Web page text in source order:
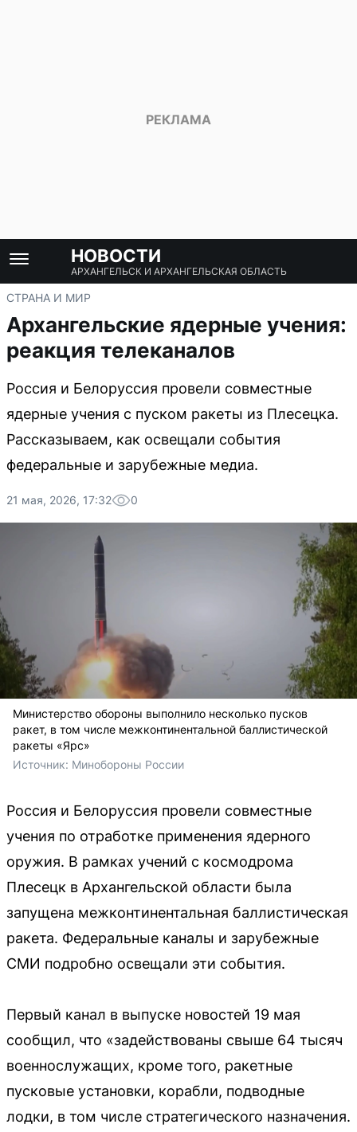
НОВОСТИ
АРХАНГЕЛЬСК И АРХАНГЕЛЬСКАЯ ОБЛАСТЬ
СТРАНА И МИР
Архангельские ядерные учения:
реакция телеканалов
Россия и Белоруссия провели совместные
ядерные учения с пуском ракеты из Плесецка.
Рассказываем, как освещали события
федеральные и зарубежные медиа.
21 мая, 2026, 17:32 0
Министерство обороны выполнило несколько пусков
ракет, в том числе межконтинентальной баллистической
ракеты «Ярс»
Источник: Минобороны России
Россия и Белоруссия провели совместные
учения по отработке применения ядерного
оружия. В рамках учений с космодрома
Плесецк в Архангельской области была
запущена межконтинентальная баллистическая
ракета. Федеральные каналы и зарубежные
СМИ подробно освещали эти события.
Первый канал в выпуске новостей 19 мая
сообщил, что «задействованы свыше 64 тысяч
военнослужащих, кроме того, ракетные
пусковые установки, корабли, подводные
лодки, в том числе стратегического назначения.